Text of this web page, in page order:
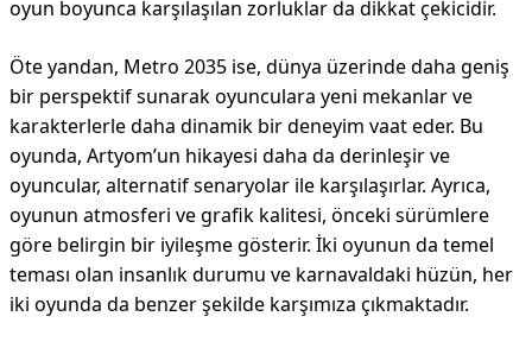
oyun boyunca karşılaşılan zorluklar da dikkat çekicidir.
Öte yandan, Metro 2035 ise, dünya üzerinde daha geniş
bir perspektif sunarak oyunculara yeni mekanlar ve
karakterlerle daha dinamik bir deneyim vaat eder. Bu
oyunda, Artyom’un hikayesi daha da derinleşir ve
oyuncular, alternatif senaryolar ile karşılaşırlar. Ayrıca,
oyunun atmosferi ve grafik kalitesi, önceki sürümlere
göre belirgin bir iyileşme gösterir. İki oyunun da temel
teması olan insanlık durumu ve karnavaldaki hüzün, her
iki oyunda da benzer şekilde karşımıza çıkmaktadır.